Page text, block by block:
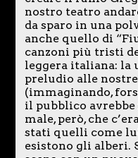
nostro teatro
da sparo in una
anche quello di
canzoni più tristi
leggera italiana: la
preludio alle
(immaginando,
il pubblico
male, però, che
stati quelli come
esistono gli alberi.